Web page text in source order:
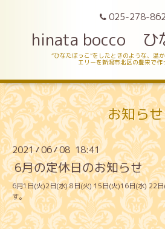
025-278-
hinata bocco ひ
“ひなたぼっこ”をしたときのような、温
エリーを新潟市北区の豊栄で作
お知らせ
2021/06/08 18:41
6月の定休日のお知らせ
6月1日(火)2日(水) 8日(火) 15日(火)16日(水) 22
す。